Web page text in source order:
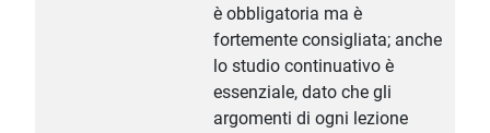
è obbligatoria ma è
fortemente consigliata; anche
lo studio continuativo è
essenziale, dato che gli
argomenti di ogni lezione